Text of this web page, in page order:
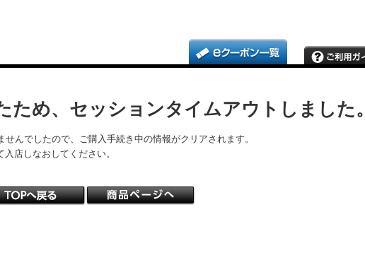
ため、セッションタイムアウトしました。
んでしたので、ご購入手続き中の情報がクリアされます。
店しなおしてください。